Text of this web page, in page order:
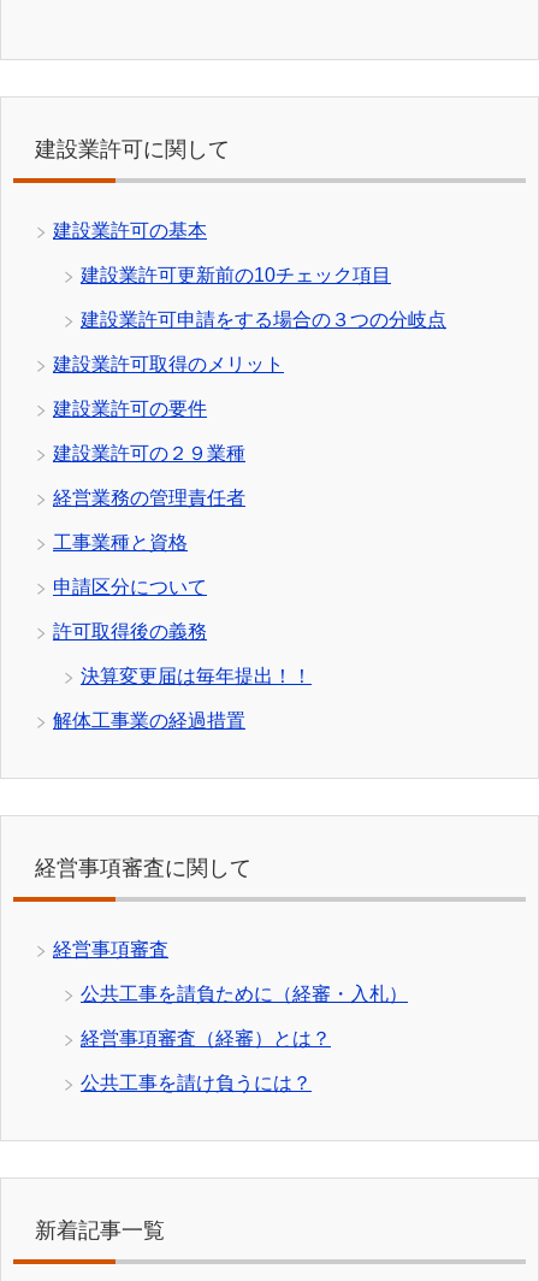
建設業許可に関して
建設業許可の基本
建設業許可更新前の10チェック項目
建設業許可申請をする場合の３つの分岐点
建設業許可取得のメリット
建設業許可の要件
建設業許可の２９業種
経営業務の管理責任者
工事業種と資格
申請区分について
許可取得後の義務
決算変更届は毎年提出！！
解体工事業の経過措置
経営事項審査に関して
経営事項審査
公共工事を請負ために（経審・入札）
経営事項審査（経審）とは？
公共工事を請け負うには？
新着記事一覧